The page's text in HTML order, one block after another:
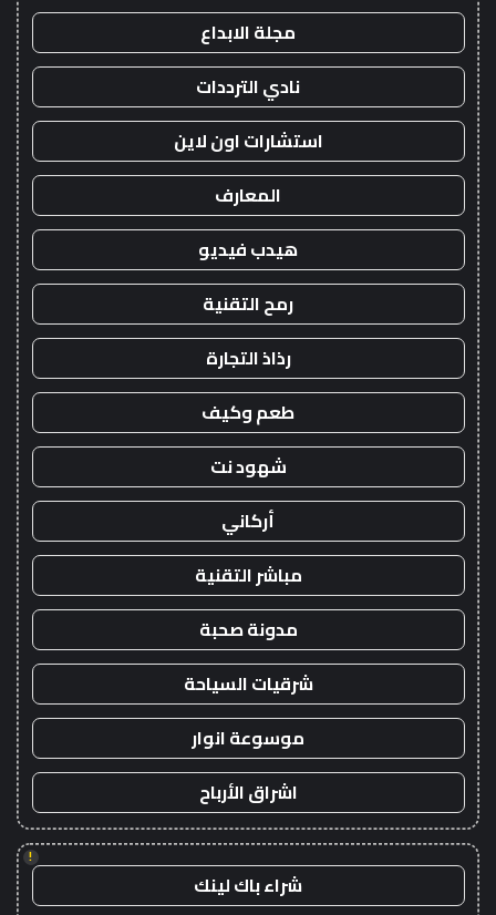
مجلة الابداع
نادي الترددات
استشارات اون لاين
المعارف
هيدب فيديو
رمح التقنية
رذاذ التجارة
طعم وكيف
شهود نت
أركاني
مباشر التقنية
مدونة صحبة
شرقيات السياحة
موسوعة انوار
اشراق الأرباح
!
شراء باك لينك